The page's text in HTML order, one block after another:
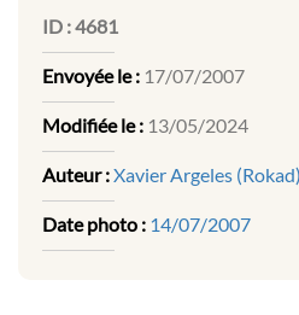
ID :4681
Envoyée le : 17/07/2007
Modifiée le : 13/05/2024
Auteur :Xavier Argeles (Rokad)
Date photo : 14/07/2007